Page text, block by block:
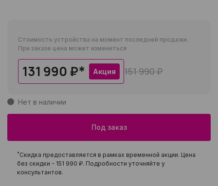
Стоимость устройства на момент последней продажи.
При заказе цена может измениться
131 990 ₽* Акция 151 990 ₽
Нет в наличии
Под заказ
*Скидка предоставляется в рамках временной акции. Цена
без скидки - 151 990 ₽. Подробности уточняйте у
консультантов.